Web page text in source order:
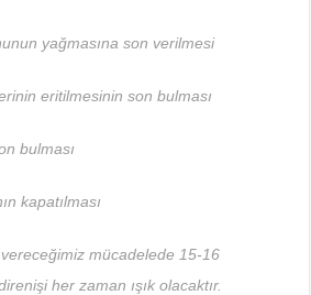
yağmasına son verilmesi
eritilmesinin son bulması
bulması
kapatılması
mücadelede 15-16
her zaman ışık olacaktır.